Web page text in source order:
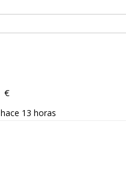
€
hace 13 horas